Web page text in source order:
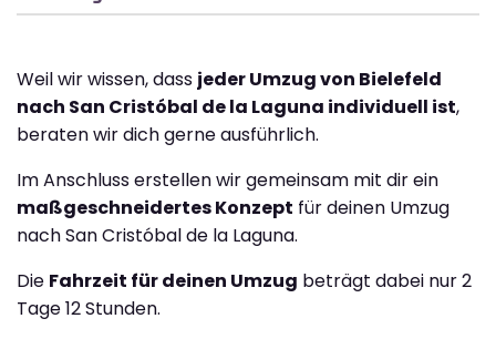
Weil wir wissen, dass jeder Umzug von Bielefeld
nach San Cristóbal de la Laguna individuell ist,
beraten wir dich gerne ausführlich.
Im Anschluss erstellen wir gemeinsam mit dir ein
maßgeschneidertes Konzept für deinen Umzug
nach San Cristóbal de la Laguna.
Die Fahrzeit für deinen Umzug beträgt dabei nur 2
Tage 12 Stunden.